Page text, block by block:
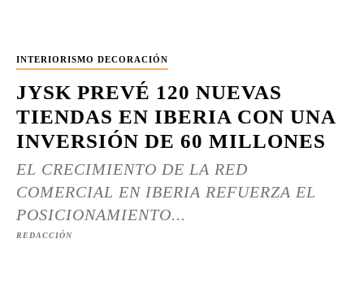
INTERIORISMO DECORACIÓN
JYSK PREVÉ 120 NUEVAS
TIENDAS EN IBERIA CON UNA
INVERSIÓN DE 60 MILLONES
EL CRECIMIENTO DE LA RED
COMERCIAL EN IBERIA REFUERZA EL
POSICIONAMIENTO...
REDACCIÓN